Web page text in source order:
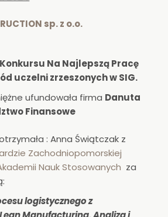
sp. z o.o.
Na Najlepszą Pracę
uczelni zrzeszonych w SIG.
ufundowała firma Danuta
Finansowe
: Anna Świątczak z
Zachodniopomorskiej
Nauk Stosowanych za
logistycznego z